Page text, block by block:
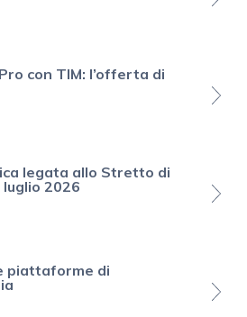
con TIM: l’offerta di
legata allo Stretto di
2026
piattaforme di